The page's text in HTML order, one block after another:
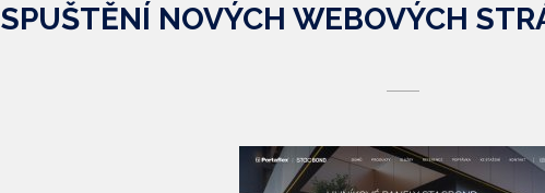
SPUŠTĚNÍ NOVÝCH WEBOVÝCH